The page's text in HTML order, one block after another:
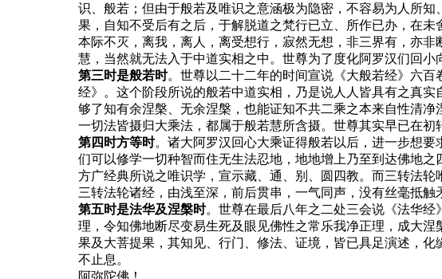
识、般若；但由于般若及唯识之意涵极为隐密，不容易为人所
果，自知不受后有之后，于解脱道之梵行已立、所作已办，在
本际不灭，离我，离人，离受想行，寂然无想，非三界有，亦
慧，当然就无法入于中道实相之中。世尊为了度化阿罗汉们回
第三时是般若时。世尊以二十二年的时间宣说《大般若经》六
经》。这个阶段所说的般若中道实相，乃是说人人皆具有之真
够了知有余涅槃、无余涅槃，也能证知不共二乘之本来自性清
一切法皆摄归大乘法，都属于般若慧所含摄。世尊其实早已在
第四时方等时。诸大阿罗汉回心大乘证得般若以后，进一步想
们可以修学一切种智而住无生法忍地，地地增上乃至到达佛地
方广经典所说之唯识学，宣示藏、通、别、圆四教。而三转法
三转法轮诸经，由浅至深，前后贯串，一气同声，没有丝毫抵触
第五时是法华及涅槃时。世尊在最后八年之二处三会说《法华
理，令知佛地断尽变易生死及眼见佛性之常乐我净正理，成大
果及大菩提果，其知见、行门、修法、证境，皆已具足演述，化
不止息。